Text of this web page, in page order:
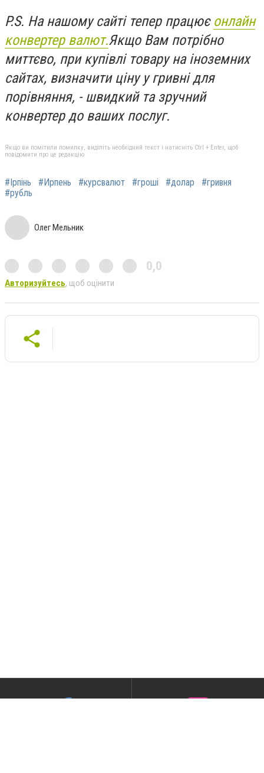
P.S. На нашому сайті тепер працює онлайн
конвертер валют.Якщо Вам потрібно
миттєво, при купівлі товару на іноземних
сайтах, визначити ціну у гривні для
порівняння, - швидкий та зручний
конвертер до ваших послуг.
Якщо ви помітили помилку, виділіть необхідний текст і натисніть Ctrl + Enter, щоб
повідомити про це редакцію
#Ірпінь #Ирпень #курсвалют #гроші #долар
#гривня
#рубль
Олег Мельник
0,0
Авторизуйтесь, щоб оцінити